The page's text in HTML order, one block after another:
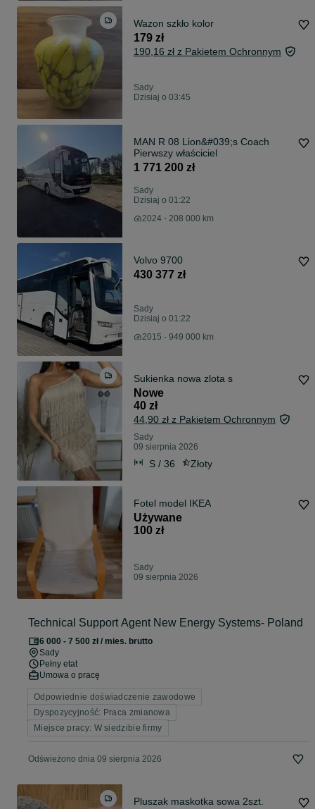
Wazon szkło kolor
179 zł
190,16 zł z Pakietem Ochronnym
Sady
Dzisiaj o 03:45
MAN R 08 Lion&#039;s Coach
Pierwszy właściciel
1 771 200 zł
Sady
Dzisiaj o 01:22
2024 - 208 000 km
Volvo 9700
430 377 zł
Sady
Dzisiaj o 01:22
2015 - 949 000 km
Sukienka nowa zlota s
Nowe
40 zł
44,90 zł z Pakietem Ochronnym
Sady
09 sierpnia 2026
S / 36 Złoty
Fotel model IKEA
Używane
100 zł
Sady
09 sierpnia 2026
Technical Support Agent New Energy Systems- Poland
6 000 - 7 500 zł / mies. brutto
Sady
Pełny etat
Umowa o pracę
Odpowiednie doświadczenie zawodowe
Dyspozycyjność: Praca zmianowa
Miejsce pracy: W siedzibie firmy
Odświeżono dnia 09 sierpnia 2026
Pluszak maskotka sowa 2szt.